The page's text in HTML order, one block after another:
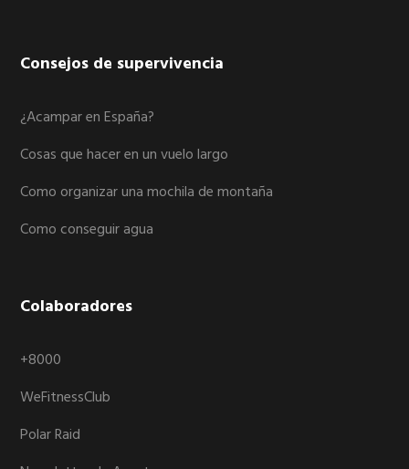
Consejos de supervivencia
¿Acampar en España?
Cosas que hacer en un vuelo largo
Como organizar una mochila de montaña
Como conseguir agua
Colaboradores
+8000
WeFitnessClub
Polar Raid